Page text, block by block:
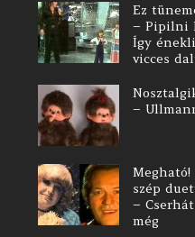
Ez
– Pipilni
Így
vicces
–
szép
–
még